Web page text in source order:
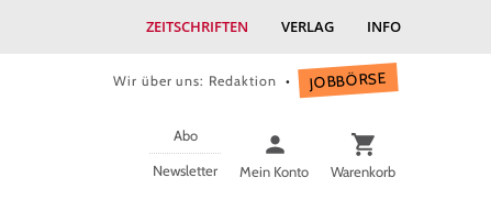
ZEITSCHRIFTEN VERLAG INFO
Wir über uns: Redaktion JOBBÖRSE
Abo
Newsletter
Mein Konto Warenkorb